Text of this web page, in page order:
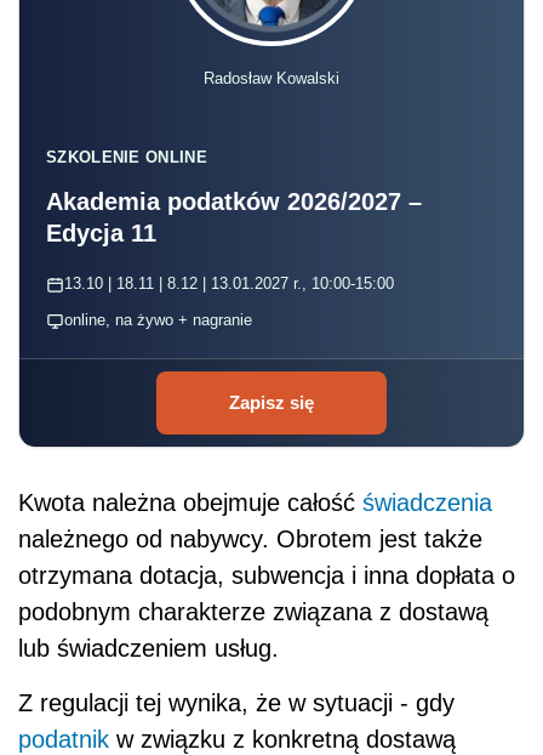
Radosław Kowalski
SZKOLENIE ONLINE
Akademia podatków 2026/2027 –
Edycja 11
13.10 | 18.11 | 8.12 | 13.01.2027 r., 10:00-15:00
online, na żywo + nagranie
Zapisz się
Kwota należna obejmuje całość świadczenia
należnego od nabywcy. Obrotem jest także
otrzymana dotacja, subwencja i inna dopłata o
podobnym charakterze związana z dostawą
lub świadczeniem usług.
Z regulacji tej wynika, że w sytuacji - gdy
podatnik w związku z konkretną dostawą